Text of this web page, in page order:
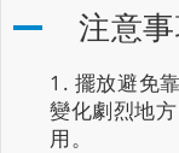
注意
擺放避免
變化劇烈地
用。